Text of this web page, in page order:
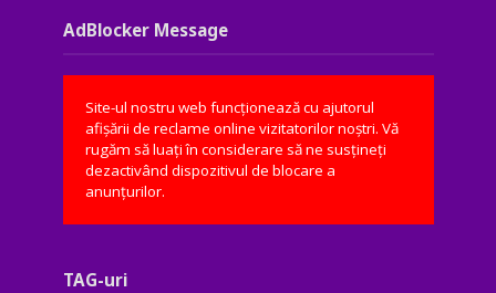
AdBlocker Message
Site-ul nostru web funcționează cu ajutorul
afișării de reclame online vizitatorilor noștri. Vă
rugăm să luați în considerare să ne susțineți
dezactivând dispozitivul de blocare a
anunțurilor.
TAG-uri